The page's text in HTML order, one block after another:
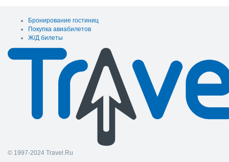
Бронирование гостиниц
Покупка авиабилетов
Ж/Д билеты
© 1997-2024 Travel.Ru